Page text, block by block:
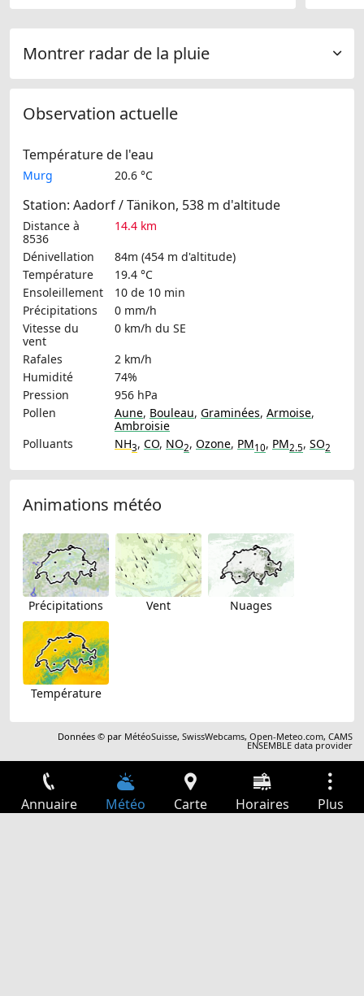
Montrer radar de la pluie
Observation actuelle
Température de l'eau
Murg 20.6 °C
Station: Aadorf / Tänikon, 538 m d'altitude
Distance à
8536
14.4 km
Dénivellation
84m (454 m d'altitude)
Température
19.4 °C
Ensoleillement
10 de 10 min
Précipitations
0 mm/h
Vitesse du
vent
0 km/h du SE
Rafales
2 km/h
Humidité
74%
Pression
956 hPa
Pollen
Aune, Bouleau, Graminées, Armoise,
Ambroisie
Polluants
NH3, CO, NO2, Ozone, PM10, PM2.5, SO2
Animations météo
Précipitations Vent Nuages
Température
Données © par MétéoSuisse,SwissWebcams,Open-Meteo.com,CAMS
ENSEMBLE data provider
Annuaire Météo Carte Horaires Plus